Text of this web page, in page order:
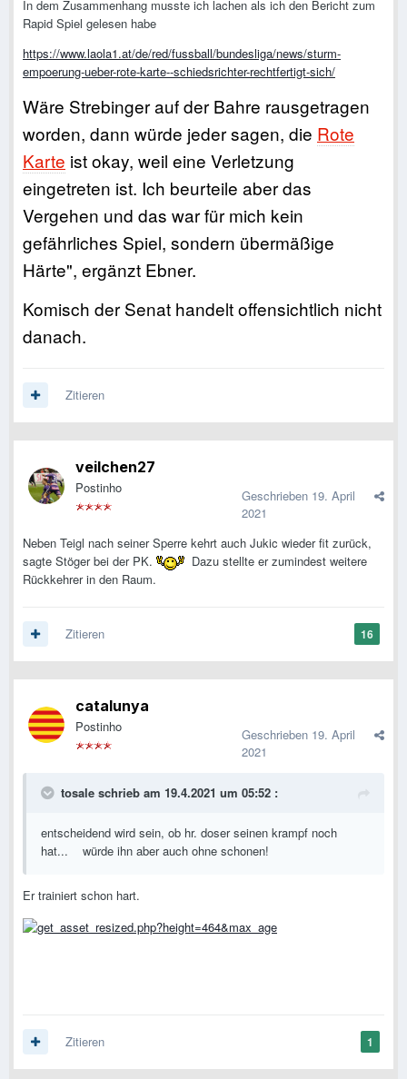
In dem Zusammenhang musste ich lachen als ich den Bericht zum
Rapid Spiel gelesen habe
https://www.laola1.at/de/red/fussball/bundesliga/news/sturm-
empoerung-ueber-rote-karte--schiedsrichter-rechtfertigt-sich/
Wäre Strebinger auf der Bahre rausgetragen
worden, dann würde jeder sagen, die Rote
Karte ist okay, weil eine Verletzung
eingetreten ist. Ich beurteile aber das
Vergehen und das war für mich kein
gefährliches Spiel, sondern übermäßige
Härte", ergänzt Ebner.
Komisch der Senat handelt offensichtlich nicht
danach.
Zitieren
veilchen27
Postinho Geschrieben 19. April
2021
Neben Teigl nach seiner Sperre kehrt auch Jukic wieder fit zurück,
sagte Stöger bei der PK.
Dazu stellte er zumindest weitere
Rückkehrer in den Raum.
16
Zitieren
catalunya
Postinho Geschrieben 19. April
2021
tosale schrieb am 19.4.2021 um 05:52 :
entscheidend wird sein, ob hr. doser seinen krampf noch
hat... würde ihn aber auch ohne schonen!
Er trainiert schon hart.
1
Zitieren